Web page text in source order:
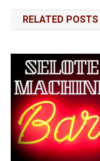
de
artigos
RELATED POSTS